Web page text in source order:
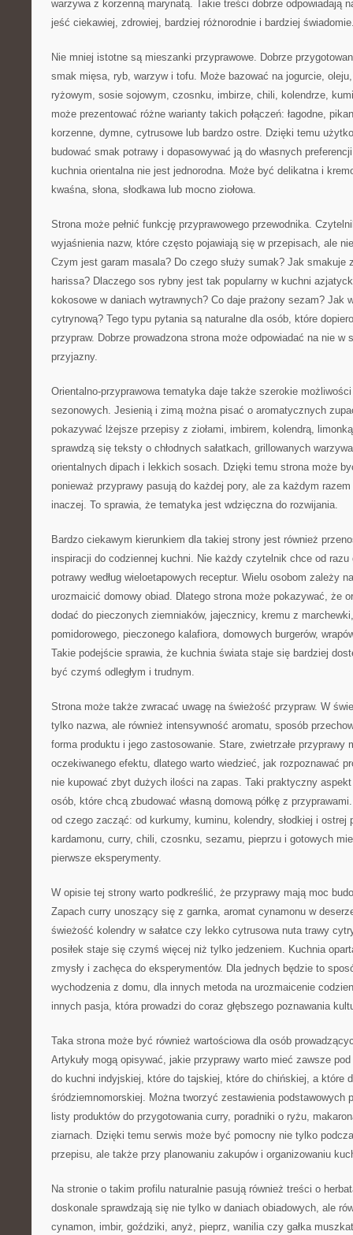
warzywa z korzenną marynatą. Takie treści dobrze odpowiadają
jeść ciekawiej, zdrowiej, bardziej różnorodnie i bardziej
Nie mniej istotne są mieszanki przyprawowe. Dobrze
smak mięsa, ryb, warzyw i tofu. Może bazować na jogurcie,
ryżowym, sosie sojowym, czosnku, imbirze, chili, kolendrze,
może prezentować różne warianty takich połączeń: łagodne,
korzenne, dymne, cytrusowe lub bardzo ostre. Dzięki temu
budować smak potrawy i dopasowywać ją do własnych
kuchnia orientalna nie jest jednorodna. Może być delikatna i
kwaśna, słona, słodkawa lub mocno ziołowa.
Strona może pełnić funkcję przyprawowego przewodnika.
wyjaśnienia nazw, które często pojawiają się w przepisach, ale
Czym jest garam masala? Do czego służy sumak? Jak smakuje
harissa? Dlaczego sos rybny jest tak popularny w kuchni
kokosowe w daniach wytrawnych? Co daje prażony sezam? Jak
cytrynową? Tego typu pytania są naturalne dla osób, które
przypraw. Dobrze prowadzona strona może odpowiadać na nie w
przyjazny.
Orientalno-przyprawowa tematyka daje także szerokie
sezonowych. Jesienią i zimą można pisać o aromatycznych
pokazywać lżejsze przepisy z ziołami, imbirem, kolendrą,
sprawdzą się teksty o chłodnych sałatkach, grillowanych
orientalnych dipach i lekkich sosach. Dzięki temu strona może
ponieważ przyprawy pasują do każdej pory, ale za każdym
inaczej. To sprawia, że tematyka jest wdzięczna do rozwijania.
Bardzo ciekawym kierunkiem dla takiej strony jest również
inspiracji do codziennej kuchni. Nie każdy czytelnik chce od razu
potrawy według wieloetapowych receptur. Wielu osobom zależy
urozmaicić domowy obiad. Dlatego strona może pokazywać, że
dodać do pieczonych ziemniaków, jajecznicy, kremu z
pomidorowego, pieczonego kalafiora, domowych burgerów,
Takie podejście sprawia, że kuchnia świata staje się bardziej
być czymś odległym i trudnym.
Strona może także zwracać uwagę na świeżość przypraw. W
tylko nazwa, ale również intensywność aromatu, sposób
forma produktu i jego zastosowanie. Stare, zwietrzałe przyprawy
oczekiwanego efektu, dlatego warto wiedzieć, jak rozpoznawać
nie kupować zbyt dużych ilości na zapas. Taki praktyczny
osób, które chcą zbudować własną domową półkę z
od czego zacząć: od kurkumy, kuminu, kolendry, słodkiej i ostrej
kardamonu, curry, chili, czosnku, sezamu, pieprzu i gotowych
pierwsze eksperymenty.
W opisie tej strony warto podkreślić, że przyprawy mają moc
Zapach curry unoszący się z garnka, aromat cynamonu w
świeżość kolendry w sałatce czy lekko cytrusowa nuta trawy
posiłek staje się czymś więcej niż tylko jedzeniem. Kuchnia
zmysły i zachęca do eksperymentów. Dla jednych będzie to
wychodzenia z domu, dla innych metoda na urozmaicenie
innych pasja, która prowadzi do coraz głębszego poznawania
Taka strona może być również wartościowa dla osób
Artykuły mogą opisywać, jakie przyprawy warto mieć zawsze
do kuchni indyjskiej, które do tajskiej, które do chińskiej, a które
śródziemnomorskiej. Można tworzyć zestawienia podstawowych
listy produktów do przygotowania curry, poradniki o ryżu,
ziarnach. Dzięki temu serwis może być pomocny nie tylko
przepisu, ale także przy planowaniu zakupów i organizowaniu
Na stronie o takim profilu naturalnie pasują również treści o
doskonale sprawdzają się nie tylko w daniach obiadowych, ale
cynamon, imbir, goździki, anyż, pieprz, wanilia czy gałka